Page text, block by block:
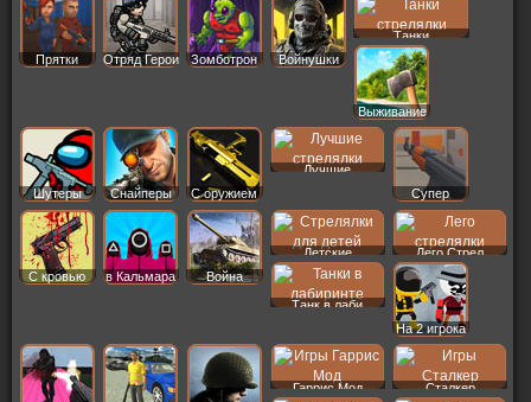
Прятки Отряд Герои Зомботрон Войнушки
Танки
Выживание
Шутеры Снайперы С оружием
Лучшие
Супер
С кровью в Кальмара Война
Детские Лего Стрел
Танк в лаби
На 2 игрока
Гаррис Мод Сталкер